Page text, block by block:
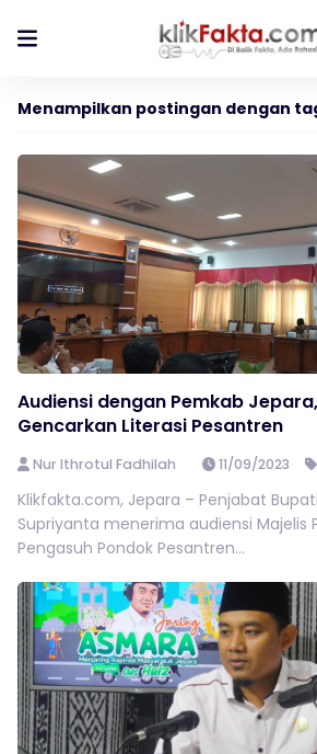
Menampilkan postingan dengan
Audiensi dengan Pemkab
Gencarkan Literasi Pesantren
Nur Ithrotul Fadhilah 11/09/2023
Klikfakta.com, Jepara – Penjabat
Supriyanta menerima audiensi Majelis
Pengasuh Pondok Pesantren...